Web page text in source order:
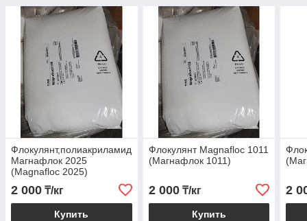
Флокулянт,полиакриламид
Магнафлок 2025
(Magnafloc 2025)
2 000 ₸/кг
Купить
Флокулянт Magnafloc 1011
(Магнафлок 1011)
2 000₸/кг
Купить
2